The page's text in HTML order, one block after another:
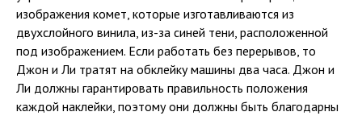
изображения комет, которые изготавливаются из
двухслойного винила, из-за синей тени, расположенной
под изображением. Если работать без перерывов, то
Джон и Ли тратят на обклейку машины два часа. Джон и
Ли должны гарантировать правильность положения
каждой наклейки, поэтому они должны быть благодарны